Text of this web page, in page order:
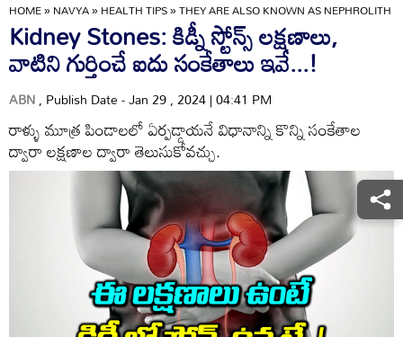
HOME»NAVYA»HEALTH TIPS»THEY ARE ALSO KNOWN AS NEPHROLITH
Kidney Stones: కిడ్నీ స్టోన్స్ లక్షణాలు,
వాటిని గుర్తించే ఐదు సంకేతాలు ఇవే...!
ABN, Publish Date - Jan 29 , 2024 | 04:41 PM
రాళ్ళు మూత్ర పిండాలలో ఏర్పడ్డాయనే విధానాన్ని కొన్ని సంకేతాల
ద్వారా లక్షణాల ద్వారా తెలుసుకోవచ్చు.